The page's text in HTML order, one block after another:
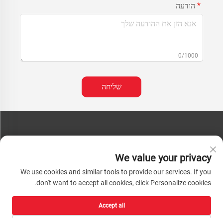
הודעה
0/1000
שליחה
טלפון:+86-13793890209
טלפון:+86-13793890209
זכויות יוצרים © 2026 שאנדונג הואצ'נג היי-טק חומרי טכנולוגיה בע"מ. כל הזכויות שמורות. |
We value your privacy
We use cookies and similar tools to provide our services. If you
don't want to accept all cookies, click Personalize cookies.
Accept all